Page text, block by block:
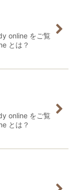
online をご覧
とは？
online をご覧
とは？